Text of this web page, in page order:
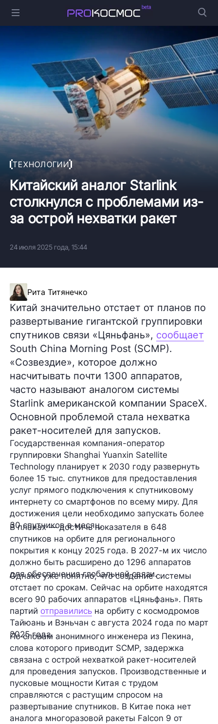
ТЕХНОЛОГИИ
Китайский аналог Starlink
столкнулся с проблемами из-
за острой нехватки ракет
24 июля 2025 года, 15:44
Рита Титянечко
Китай значительно отстает от планов по
развертывание гигантской группировки
спутников связи «Цяньфань», сообщает
South China Morning Post (SCMP).
«Созвездие», которое должно
насчитывать почти 1300 аппаратов,
часто называют аналогом системы
Starlink американской компании SpaceX.
Основной проблемой стала нехватка
ракет-носителей для запусков.
Государственная компания-оператор
группировки Shanghai Yuanxin Satellite
Technology планирует к 2030 году развернуть
более 15 тыс. спутников для предоставления
услуг прямого подключения к спутниковому
интернету со смартфонов по всему миру. Для
достижения цели необходимо запускать более
30 спутников в месяц.
В планах — достичь показателя в 648
спутников на орбите для регионального
покрытия к концу 2025 года. В 2027-м их число
должно быть расширено до 1296 аппаратов
для обеспечения глобальной связи.
Однако уже понятно, что создание системы
отстает по срокам. Сейчас на орбите находятся
всего 90 рабочих аппаратов «Цяньфань». Пять
партий отправились на орбиту с космодромов
Тайюань и Вэньчан с августа 2024 года по март
2025 года.
По словам анонимного инженера из Пекина,
слова которого приводит SCMP, задержка
связана с острой нехваткой ракет-носителей
для проведения запусков. Производственные и
пусковые мощности Китая с трудом
справляются с растущим спросом на
развертывание спутников. В Китае пока нет
аналога многоразовой ракеты Falcon 9 от